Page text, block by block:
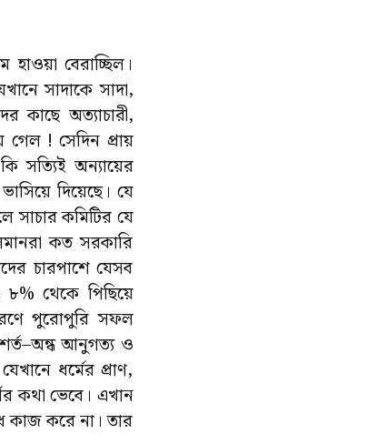
বেরাচ্ছিল।
সাদাকে সাদা,
অত্যাচারী,
! সেদিন প্রায়
সত্যিই অন্যায়ের
দিয়েছে। যে
সাচার কমিটির যে
কত সরকারি
চারপাশে যেসব
থেকে পিছিয়ে
পুরোপুরি সফল
শর্ত–অন্ধ আনুগত্য ও
ধর্মের প্রাণ,
কথা ভেবে। এখান
কাজ করে না। তার